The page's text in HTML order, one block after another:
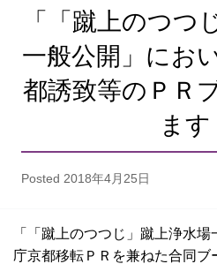
「「蹴上のつつ
一般公開」にお
都誘致等のＰＲ
ます
Posted 2018年4月25日
「「蹴上のつつじ」蹴上浄水
庁京都移転ＰＲを兼ねた合同